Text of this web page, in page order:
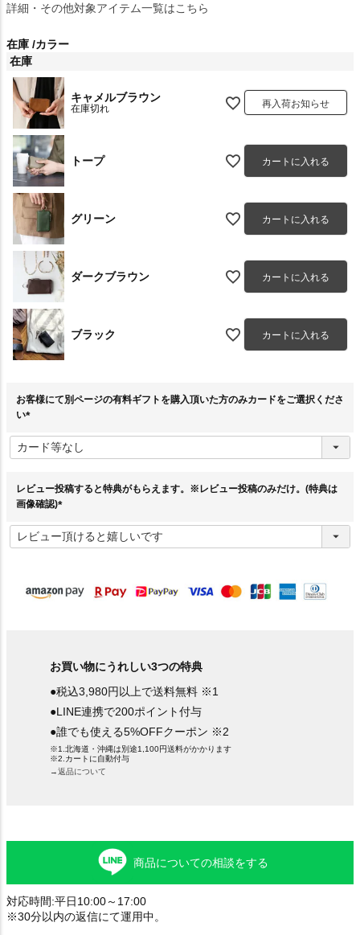
詳細・その他対象アイテム一覧はこちら
在庫 カラー
在庫
キャメルブラウン
在庫切れ 再入荷お知らせ
トープ カートに入れる
グリーン カートに入れる
ダークブラウン カートに入れる
ブラック カートに入れる
お客様にて別ページの有料ギフトを購入頂いた方のみカードをご選択くださ
い
必
須
レビュー投稿すると特典がもらえます。※レビュー投稿のみだけ。(特典は
画像確認)
必
須
お買い物にうれしい3つの特典
●税込3,980円以上で送料無料 ※1
●LINE連携で200ポイント付与
●誰でも使える5%OFFクーポン ※2
※1.北海道・沖縄は別途1,100円送料がかかります
※2.カートに自動付与
→返品について
商品についての相談をする
対応時間:平日10:00～17:00
※30分以内の返信にて運用中。